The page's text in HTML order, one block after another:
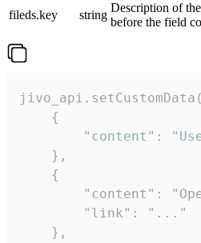
fileds.key
string
Description of
before the field
    {
"content":
    },
    {
"content":
        "link": "..."
    },